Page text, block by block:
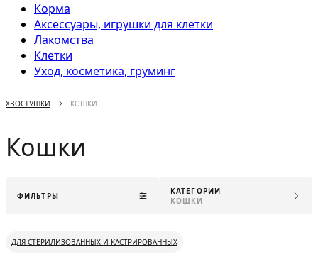
Корма
Аксессуары, игрушки для клетки
Лакомства
Клетки
Уход, косметика, груминг
ХВОСТУШКИ КОШКИ
Кошки
ФИЛЬТРЫ
КАТЕГОРИИ
КОШКИ
ДЛЯ СТЕРИЛИЗОВАННЫХ И КАСТРИРОВАННЫХ